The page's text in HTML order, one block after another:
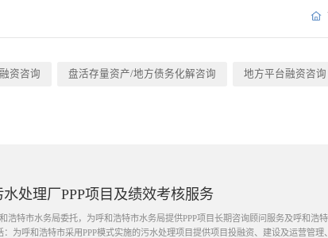
资咨询 盘活存量资产/地方债务化解咨询 地方平台融资咨询
处理厂PPP项目及绩效考核服务
浩特市水务局委托，为呼和浩特市水务局提供PPP项目长期咨询顾问服务及呼和浩
为呼和浩特市采用PPP模式实施的污水处理项目提供项目投融资、建设及运营管理